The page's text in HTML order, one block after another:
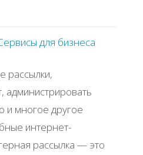
для бизнеса
рассылки,
администрировать
и многое другое
интернет-
рассылка — это